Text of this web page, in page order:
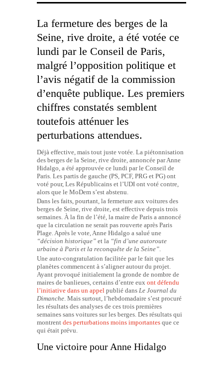
La fermeture des berges de la
Seine, rive droite, a été votée ce
lundi par le Conseil de Paris,
malgré l’opposition politique et
l’avis négatif de la commission
d’enquête publique. Les premiers
chiffres constatés semblent
toutefois atténuer les
perturbations attendues.
Déjà effective, mais tout juste votée. La piétonnisation
des berges de la Seine, rive droite, annoncée par Anne
Hidalgo, a été approuvée ce lundi par le Conseil de
Paris. Les partis de gauche (PS, PCF, PRG et PG) ont
voté pour, Les Républicains et l’UDI ont voté contre,
alors que le MoDem s’est abstenu.
Dans les faits, pourtant, la fermeture aux voitures des
berges de Seine, rive droite, est effective depuis trois
semaines. À la fin de l’été, la maire de Paris a annoncé
que la circulation ne serait pas rouverte après Paris
Plage. Après le vote, Anne Hidalgo a salué une
“décision historique” et la “fin d’une autoroute
urbaine à Paris et la reconquête de la Seine”.
Une auto-congratulation facilitée par le fait que les
planètes commencent à s’aligner autour du projet.
Ayant provoqué initialement la gronde de nombre de
maires de banlieues, certains d’entre eux ont défendu
l’initiative dans un appel publié dans Le Journal du
Dimanche . Mais surtout, l’hebdomadaire s’est procuré
les résultats des analyses de ces trois premières
semaines sans voitures sur les berges. Des résultats qui
montrent des perturbations moins importantes que ce
qui était prévu.
Une victoire pour Anne Hidalgo